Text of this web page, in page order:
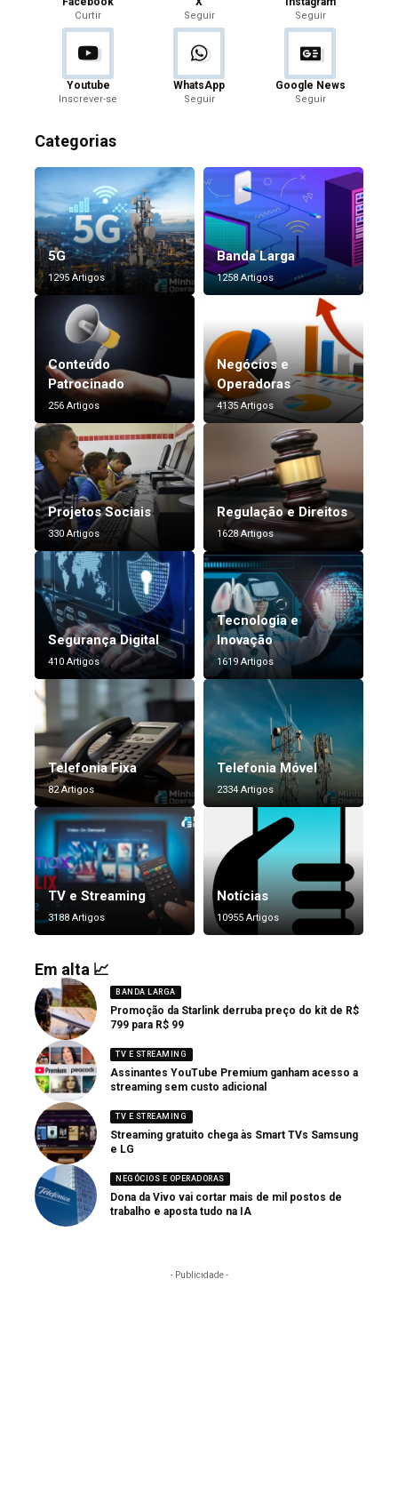
Curtir Seguir Seguir
Youtube
Inscrever-se
WhatsApp
Seguir
Google News
Seguir
Categorias
5G
1295 Artigos
Banda Larga
1258 Artigos
Conteúdo
Patrocinado
256 Artigos
Negócios e
Operadoras
4135 Artigos
Projetos Sociais
330 Artigos
Regulação e Direitos
1628 Artigos
Segurança Digital
410 Artigos
Tecnologia e
Inovação
1619 Artigos
Telefonia Fixa
82 Artigos
Telefonia Móvel
2334 Artigos
TV e Streaming
3188 Artigos
Notícias
10955 Artigos
Em alta 📈
BANDA LARGA
Promoção da Starlink derruba preço do kit de R$
799 para R$ 99
TV E STREAMING
Assinantes YouTube Premium ganham acesso a
streaming sem custo adicional
TV E STREAMING
Streaming gratuito chega às Smart TVs Samsung
e LG
NEGÓCIOS E OPERADORAS
Dona da Vivo vai cortar mais de mil postos de
trabalho e aposta tudo na IA
- Publicidade -